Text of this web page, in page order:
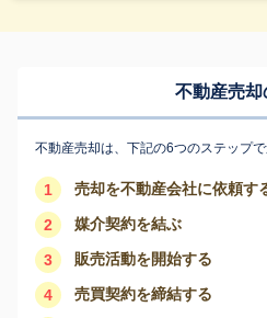
不動産売却
不動産売却は、下記の6つのステップで
1 売却を不動産会社に依頼す
2 媒介契約を結ぶ
3 販売活動を開始する
4 売買契約を締結する